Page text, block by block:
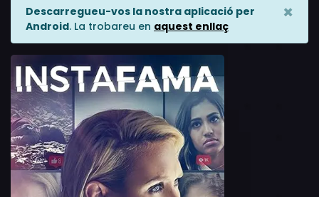
Descarregueu-vos la nostra aplicació per
Android. La trobareu en aquest enllaç
×